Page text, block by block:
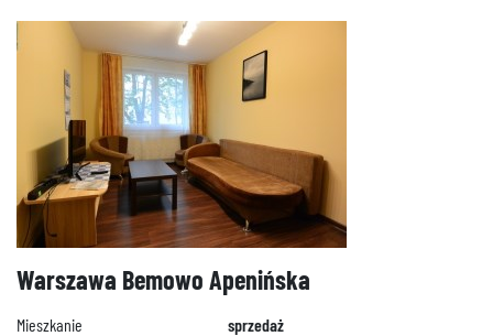
Warszawa Bemowo Apenińska
Mieszkanie sprzedaż